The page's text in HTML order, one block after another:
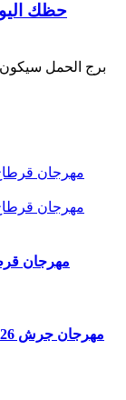
حظك
برج الحمل